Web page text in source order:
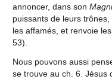
annoncer, dans son
puissants de leurs
les affamés, et renvoie
53).
Nous pouvons aussi
se trouve au ch. 6. Jésus